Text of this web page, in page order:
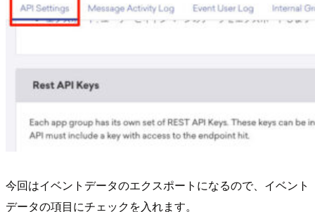
今回はイベントデータのエクスポートになるので、イベント
データの項目にチェックを入れます。